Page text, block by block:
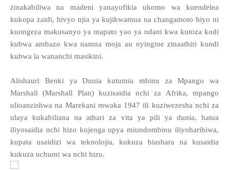
zinakabiliwa na madeni yanayofikia ukomo wa kuendelea
kukopa zaidi, hivyo njia ya kujikwamua na changamoto hiyo ni
kuongeza makusanyo ya mapato yao ya ndani kwa kutoza kodi
kubwa ambazo kwa namna moja au nyingine zinaathiri kundi
kubwa la wananchi masikini.
Alishauri Benki ya Dunia kutumia mbinu za Mpango wa
Marshall (Marshall Plan) kuzisaidia nchi za Afrika, mpango
ulioanzishwa na Marekani mwaka 1947 ili kuziwezesha nchi za
ulaya kukabiliana na athari za vita ya pili ya dunia, hatua
iliyosaidia nchi hizo kujenga upya miundombinu iliyoharibiwa,
kupata usaidizi wa teknolojia, kukuza biashara na kusaidia
kukuza uchumi wa nchi hizo.